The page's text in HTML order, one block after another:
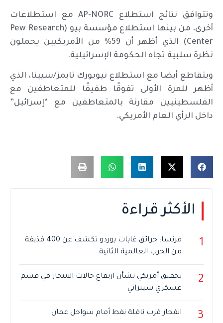
وتتوافق نتائج استطلاع AP-NORC مع استطلاعات
أخرى، من بينها استطلاع مؤسسة بيو (Pew Research
Center) الذي أظهر أن 59% من الأمريكيين يحملون
نظرة سلبية تجاه الحكومة الإسرائيلية.
ويتقاطع أيضا مع استطلاع نيويورك تايمز/سيينا، الذي
أظهر للمرة الأولى تفوقًا طفيفًا للمتعاطفين مع
الفلسطينيين مقارنة بالمتعاطفين مع “إسرائيل”
داخل الرأي العام الأمريكي.
الأكثر قراءة
1
فرنسا: حرائق غابات بوردو تكشف عن 400 قذيفة
من الحرب العالمية الثانية
2
تحقيق أمريكي بشأن ارتفاع حالات الانتحار في قسم
عسكري سيبراني
3 انفجار قرب ناقلة نفط أمام سواحل عمان